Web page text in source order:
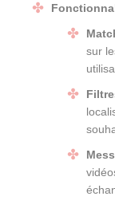
sur